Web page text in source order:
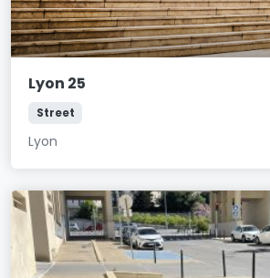
Lyon 25
Street
Lyon